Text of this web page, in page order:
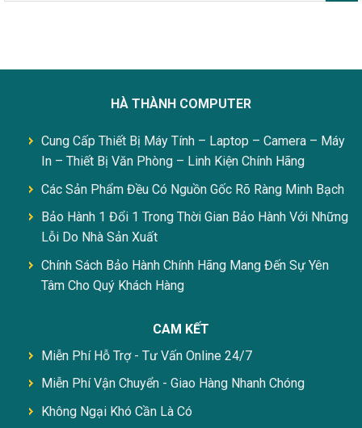
HÀ THÀNH COMPUTER
Cung Cấp Thiết Bị Máy Tính – Laptop – Camera – Máy
In – Thiết Bị Văn Phòng – Linh Kiện Chính Hãng
Các Sản Phẩm Đều Có Nguồn Gốc Rõ Ràng Minh Bạch
Bảo Hành 1 Đổi 1 Trong Thời Gian Bảo Hành Với Những
Lỗi Do Nhà Sản Xuất
Chính Sách Bảo Hành Chính Hãng Mang Đến Sự Yên
Tâm Cho Quý Khách Hàng
CAM KẾT
Miễn Phí Hỗ Trợ - Tư Vấn Online 24/7
Miễn Phí Vận Chuyển - Giao Hàng Nhanh Chóng
Không Ngại Khó Cần Là Có